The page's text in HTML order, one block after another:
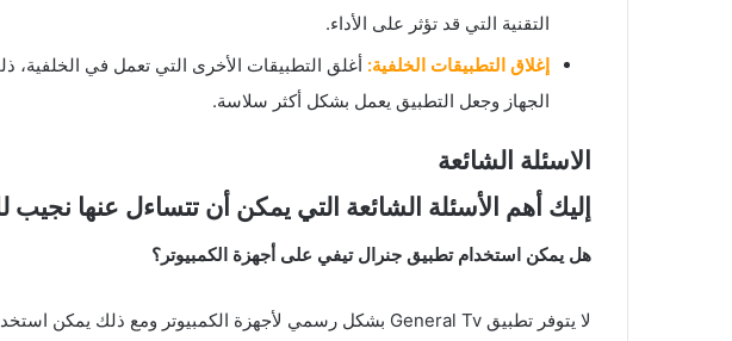
التقنية التي قد تؤثر على الأداء.
إغلاق التطبيقات الخلفية: أغلق التطبيقات الأخرى التي تعمل في
الجهاز وجعل التطبيق يعمل بشكل أكثر سلاسة.
الاسئلة الشائعة
إليك أهم الأسئلة الشائعة التي يمكن أن تتساءل عنها نجيب
هل يمكن استخدام تطبيق جنرال تيفي على أجهزة الكمبيوتر؟